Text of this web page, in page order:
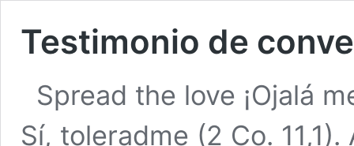
Testimonio de
Spread the love ¡Ojalá
Sí, toleradme (2 Co.